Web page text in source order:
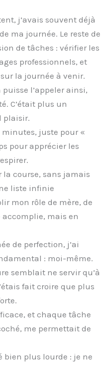
j’avais souvent déjà
ma journée. Le reste de
de tâches : vérifier les
professionnels, et
la journée à venir.
l’appeler ainsi,
C’était plus un
plaisir.
juste pour «
pour apprécier les
la course, sans jamais
liste infinie
mon rôle de mère, de
accomplie, mais en
de perfection, j’ai
: moi-même.
semblait ne servir qu’à
fait croire que plus
et chaque tâche
me permettait de
plus lourde : je ne